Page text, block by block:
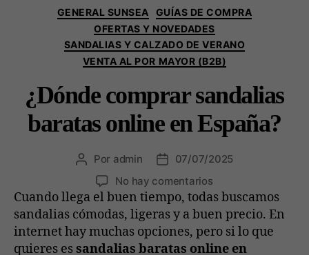
GENERAL SUNSEA
GUÍAS DE COMPRA
OFERTAS Y NOVEDADES
SANDALIAS Y CALZADO DE VERANO
VENTA AL POR MAYOR (B2B)
¿Dónde comprar sandalias
baratas online en España?
Por admin
07/07/2025
No hay comentarios
Cuando llega el buen tiempo, todas buscamos
sandalias cómodas, ligeras y a buen precio. En
internet hay muchas opciones, pero si lo que
quieres essandalias baratas online en